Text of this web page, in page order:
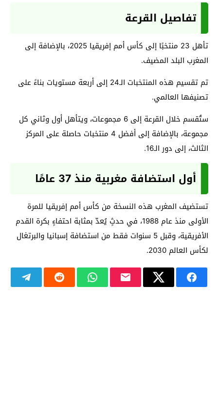
تفاصيل القرعة
تأهل 23 منتخبًا إلى كأس أمم إفريقيا 2025، بالإضافة إلى
المغرب البلد المضيف.
تم تقسيم هذه المنتخبات الـ24 إلى أربعة مستويات بناءً على
تصنيفها العالمي.
ستُقسم خلال القرعة إلى 6 مجموعات، ويتأهل أول وثاني كل
مجموعة، بالإضافة إلى أفضل 4 منتخبات حاصلة على المركز
الثالث، إلى دور الـ16.
أول استضافة مغربية منذ 37 عامًا
تستضيف المغرب هذه النسخة من كأس أمم إفريقيا للمرة
الأولى منذ عام 1988، في حدثٍ يُعدّ بمثابة احتفاءٍ بكرة القدم
الأفريقية، وقبل 5 سنوات فقط من استضافة إسبانيا والبرتغال
لكأس العالم 2030.